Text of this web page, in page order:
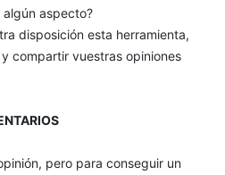
aspecto?
disposición esta herramienta,
compartir vuestras opiniones
pero para conseguir un